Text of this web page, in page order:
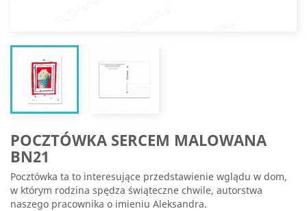
POCZTÓWKA SERCEM MALOWANA
BN21
Pocztówka ta to interesujące przedstawienie wglądu w dom,
w którym rodzina spędza świąteczne chwile, autorstwa
naszego pracownika o imieniu Aleksandra.